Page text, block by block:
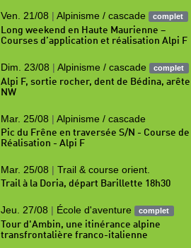
Ven. 21/08 | Alpinisme / cascade complet
Long weekend en Haute Maurienne –
Courses d’application et réalisation Alpi F
Dim. 23/08 | Alpinisme / cascade complet
Alpi F, sortie rocher, dent de Bédina, arête
NW
Mar. 25/08 | Alpinisme / cascade
Pic du Frêne en traversée S/N - Course de
Réalisation - Alpi F
Mar. 25/08 | Trail & course orient.
Trail à la Doria, départ Barillette 18h30
Jeu. 27/08 | École d'aventure complet
Tour d'Ambin, une itinérance alpine
transfrontalière franco-italienne